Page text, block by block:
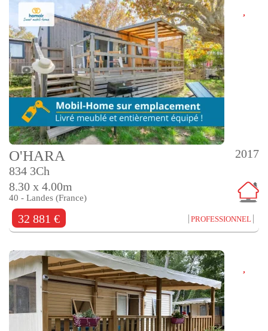
2017
O'HARA
834 3Ch
8.30 x 4.00m
40 - Landes (France)
32 881 € PROFESSIONNEL